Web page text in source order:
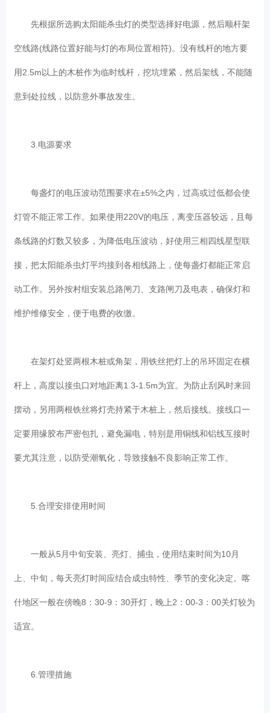
先根据所选购太阳能杀虫灯的类型选择好电源，然后顺杆架
空线路(线路位置好能与灯的布局位置相符)。没有线杆的地方要
用2.5m以上的木桩作为临时线杆，挖坑埋紧，然后架线，不能随
意到处拉线，以防意外事故发生。
3.电源要求
每盏灯的电压波动范围要求在±5%之内，过高或过低都会使
灯管不能正常工作。如果使用220V的电压，离变压器较远，且每
条线路的灯数又较多，为降低电压波动，好使用三相四线星型联
接，把太阳能杀虫灯平均接到各相线路上，使每盏灯都能正常启
动工作。另外按村组安装总路闸刀、支路闸刀及电表，确保灯和
维护维修安全，便于电费的收缴。
在架灯处竖两根木桩或角架，用铁丝把灯上的吊环固定在横
杆上，高度以接虫口对地距离1.3-1.5m为宜。为防止刮风时来回
摆动，另用两根铁丝将灯壳持紧于木桩上，然后接线。接线口一
定要用缘胶布严密包扎，避免漏电，特别是用铜线和铝线互接时
要尤其注意，以防受潮氧化，导致接触不良影响正常工作。
5.合理安排使用时间
一般从5月中旬安装、亮灯、捕虫，使用结束时间为10月
上、中旬，每天亮灯时间应结合成虫特性、季节的变化决定。喀
什地区一般在傍晚8：30-9：30开灯，晚上2：00-3：00关灯较为
适宜。
6.管理措施